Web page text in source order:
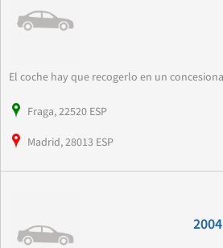
El coche hay que recogerlo en un
Fraga, 22520 ESP
Madrid, 28013 ESP